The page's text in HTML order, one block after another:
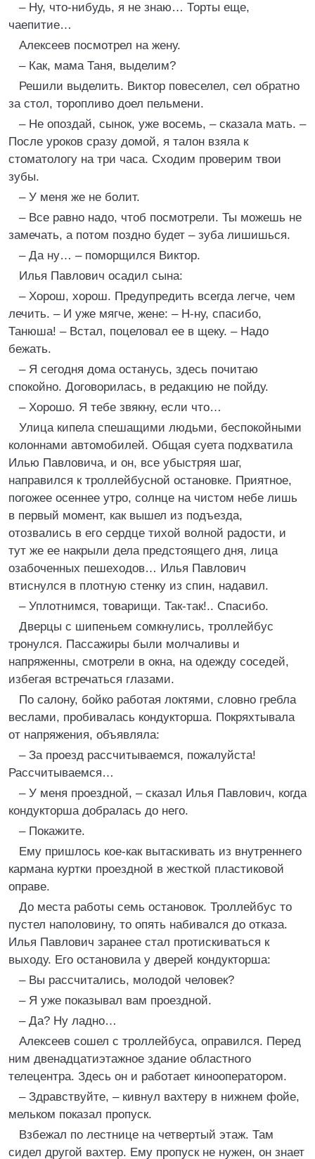
– Ну, что-нибудь, я не знаю… Торты еще,
чаепитие…
Алексеев посмотрел на жену.
– Как, мама Таня, выделим?
Решили выделить. Виктор повеселел, сел обратно
за стол, торопливо доел пельмени.
– Не опоздай, сынок, уже восемь, – сказала мать. –
После уроков сразу домой, я талон взяла к
стоматологу на три часа. Сходим проверим твои
зубы.
– У меня же не болит.
– Все равно надо, чтоб посмотрели. Ты можешь не
замечать, а потом поздно будет – зуба лишишься.
– Да ну… – поморщился Виктор.
Илья Павлович осадил сына:
– Хорош, хорош. Предупредить всегда легче, чем
лечить. – И уже мягче, жене: – Н-ну, спасибо,
Танюша! – Встал, поцеловал ее в щеку. – Надо
бежать.
– Я сегодня дома останусь, здесь почитаю
спокойно. Договорилась, в редакцию не пойду.
– Хорошо. Я тебе звякну, если что…
Улица кипела спешащими людьми, беспокойными
колоннами автомобилей. Общая суета подхватила
Илью Павловича, и он, все убыстряя шаг,
направился к троллейбусной остановке. Приятное,
погожее осеннее утро, солнце на чистом небе лишь
в первый момент, как вышел из подъезда,
отозвались в его сердце тихой волной радости, и
тут же ее накрыли дела предстоящего дня, лица
озабоченных пешеходов… Илья Павлович
втиснулся в плотную стенку из спин, надавил.
– Уплотнимся, товарищи. Так-так!.. Спасибо.
Дверцы с шипеньем сомкнулись, троллейбус
тронулся. Пассажиры были молчаливы и
напряженны, смотрели в окна, на одежду соседей,
избегая встречаться глазами.
По салону, бойко работая локтями, словно гребла
веслами, пробивалась кондукторша. Покряхтывала
от напряжения, объявляла:
– За проезд рассчитываемся, пожалуйста!
Рассчитываемся…
– У меня проездной, – сказал Илья Павлович, когда
кондукторша добралась до него.
– Покажите.
Ему пришлось кое-как вытаскивать из внутреннего
кармана куртки проездной в жесткой пластиковой
оправе.
До места работы семь остановок. Троллейбус то
пустел наполовину, то опять набивался до отказа.
Илья Павлович заранее стал протискиваться к
выходу. Его остановила у дверей кондукторша:
– Вы рассчитались, молодой человек?
– Я уже показывал вам проездной.
– Да? Ну ладно…
Алексеев сошел с троллейбуса, оправился. Перед
ним двенадцатиэтажное здание областного
телецентра. Здесь он и работает кинооператором.
– Здравствуйте, – кивнул вахтеру в нижнем фойе,
мельком показал пропуск.
Взбежал по лестнице на четвертый этаж. Там
сидел другой вахтер. Ему пропуск не нужен, он знает